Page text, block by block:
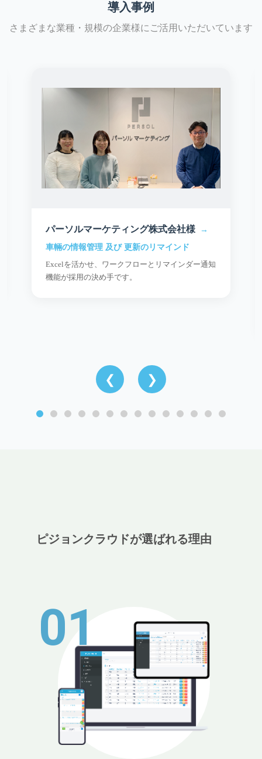
導入事例
さまざまな業種・規模の企業様にご活用いただいています
パーソルマーケティング株式会社様 →
車輛の情報管理 及び 更新のリマインド
Excelを活かせ、ワークフローとリマインダー通知
機能が採用の決め手です。
❮ ❯
ピジョンクラウドが選ばれる理由
01